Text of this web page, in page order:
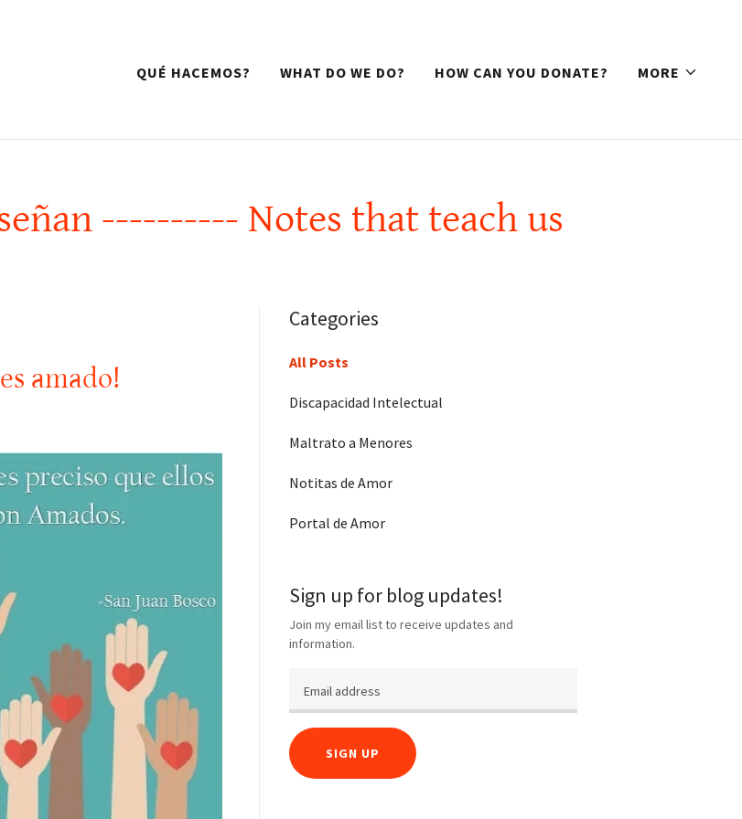
QUÉ HACEMOS? WHAT DO WE DO? HOW CAN YOU DONATE? MORE
---------- Notes that teach us
amado!
Categories
All Posts
Discapacidad Intelectual
Maltrato a Menores
Notitas de Amor
Portal de Amor
Sign up for blog updates!
Join my email list to receive updates and
information.
SIGN UP